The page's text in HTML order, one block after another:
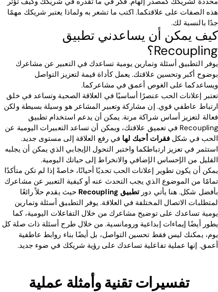
هذه الصفات على علاقتكما. اكتب ما تشعر به ولماذا يعتبر شريكك مهمًا
جدًا بالنسبة لك.
كيف يمكن أن يساعدني تطبيق
Recoupling؟
يوفر التطبيق أسئلة وتمارين يومية تساعدك في التعبير عن مشاعرك
بوضوح أكبر وتحسين علاقتك. يعمل كأداة قيمة لتعزيز التواصل
ويساعدكما على الغوص أعمق في مشاعركما.
تعتبر إعلانات الحب عنصرًا أساسيًا في العلاقة الصحية وتساعد في خلق
ارتباط عاطفي قوي. إن مشاركة وتعبير المشاعر هو وسيلة بسيطة ولكن
فعالة لتعزيز أساس شراكة مرنة. يمكن أن يدعم استخدام تطبيق
Recoupling في تعميق علاقتك، ويمكن أن تساعد التعبيرات اليومية عن
الحب في شكل فقرات أحبك لها في رفع العلاقة إلى مستوى جديد.
استثمر في تعزيز ارتباطكما واختبر التحول الإيجابي الذي يمكن أن يجلبه
القليل من الإحساس الإضافي والانخراط إلى حياتك اليومية.
يمكن أن يكون تطوير إعلانات الحب تحديًا أحيانًا، خاصةً إذا لم تكن متأكدًا
تمامًا من الموضوع الذي يجب التحدث عنه أو كيفية التعبير عن مشاعرك
بأفضل شكل. هنا يأتي دورتطبيق Recoupling
حيث يقدم حلاً رائعًا
لمتطلبات الاتصال المختلفة في العلاقة. يوفر التطبيق أسئلة وتمارين
يومية تساعدك على توضيح مشاعرك من خلال التفاعلات اليومية، كما
يطور أيضًا إيماءات إبداعية ورومانسية. من خلال طرح أسئلة ذات صلة كل
يوم، يمكنك ليس فقط تحسين التواصل، بل أيضًا بناء روابط عاطفية
أعمق. إنها عملية تفاعلية تساعدك على رؤية شريكك في ضوء جديد.
تفسيرات تقنية وأمثلة عملية